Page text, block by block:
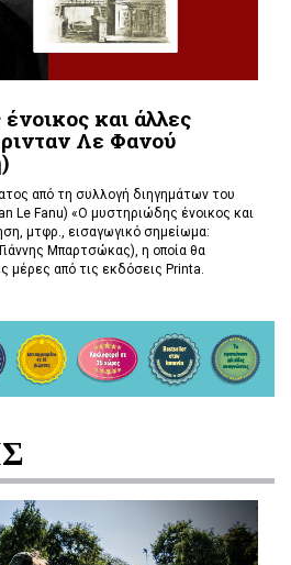
και άλλες
Λε Φανού
από τη συλλογή διηγημάτων του
Le Fanu) «Ο μυστηριώδης ένοικος και
μτφρ., εισαγωγικό σημείωμα:
Μπαρτσώκας), η οποία θα
μέρες από τις εκδόσεις Printa.